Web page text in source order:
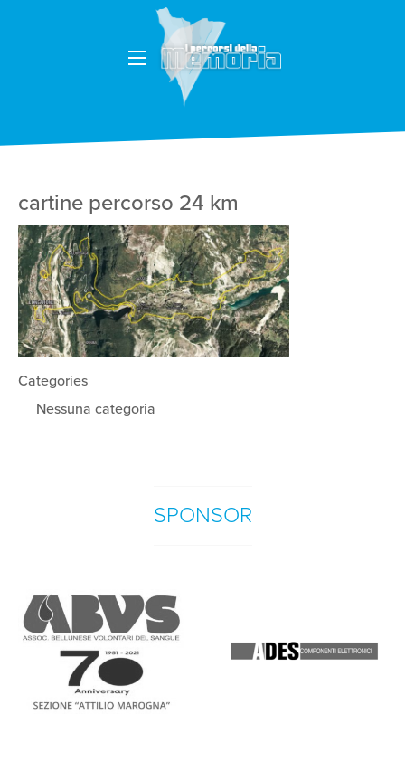
cartine percorso 24 km
Categories
Nessuna categoria
SPONSOR